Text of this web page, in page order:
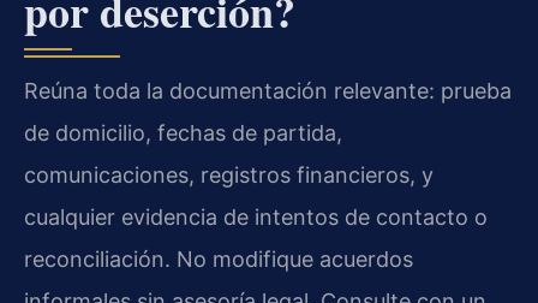
Reúna toda la documentación relevante: prueba
de domicilio, fechas de partida,
comunicaciones, registros financieros, y
cualquier evidencia de intentos de contacto o
reconciliación. No modifique acuerdos